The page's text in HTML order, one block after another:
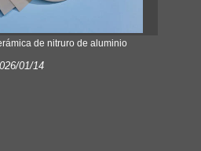
de nitruro de aluminio
01/14